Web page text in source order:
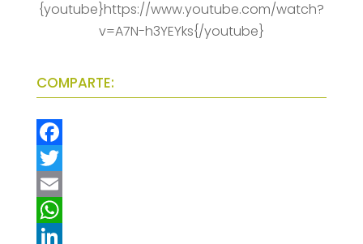
{youtube}https://www.youtube.com/watch?
v=A7N-h3YEYks{/youtube}
COMPARTE:
F
a
c
e
T
w
E
m
W